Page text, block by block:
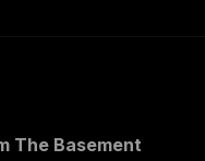
The Basement